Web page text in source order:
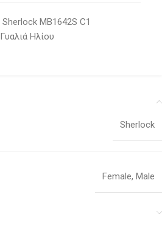
Sherlock MB1642S C1
Γυαλιά Ηλίου
Sherlock
Female, Male